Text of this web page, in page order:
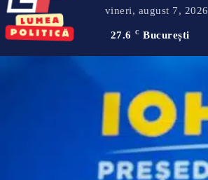
vineri, august 7, 2026
27.6 C București